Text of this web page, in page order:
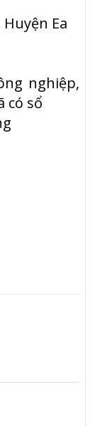
Ea
nghiệp,
có sổ